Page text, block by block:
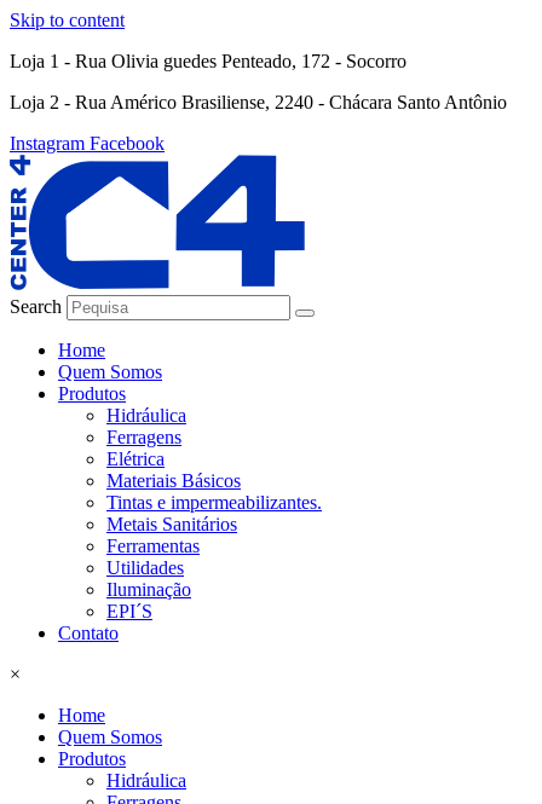
Skip to content
Loja 1 - Rua Olivia guedes Penteado, 172 - Socorro
Loja 2 - Rua Américo Brasiliense, 2240 - Chácara Santo Antônio
Instagram Facebook
Search
Home
Quem Somos
Produtos
Hidráulica
Ferragens
Elétrica
Materiais Básicos
Tintas e impermeabilizantes.
Metais Sanitários
Ferramentas
Utilidades
Iluminação
EPI´S
Contato
×
Home
Quem Somos
Produtos
Hidráulica